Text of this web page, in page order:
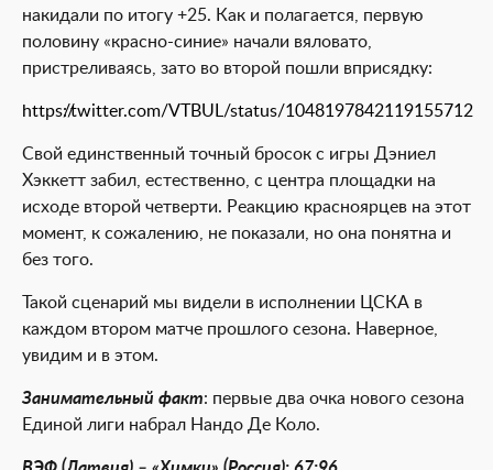
накидали по итогу +25. Как и полагается, первую
половину «красно-синие» начали вяловато,
пристреливаясь, зато во второй пошли вприсядку:
https://twitter.com/VTBUL/status/1048197842119155712
Свой единственный точный бросок с игры Дэниел
Хэккетт забил, естественно, с центра площадки на
исходе второй четверти. Реакцию красноярцев на этот
момент, к сожалению, не показали, но она понятна и
без того.
Такой сценарий мы видели в исполнении ЦСКА в
каждом втором матче прошлого сезона. Наверное,
увидим и в этом.
Занимательный факт: первые два очка нового сезона
Единой лиги набрал Нандо Де Коло.